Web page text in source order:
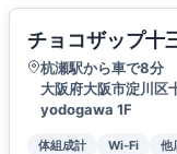
チョコザップ十
杭瀬駅から車で8分
大阪府大阪市淀川区
yodogawa 1F
体組成計 Wi-Fi 他